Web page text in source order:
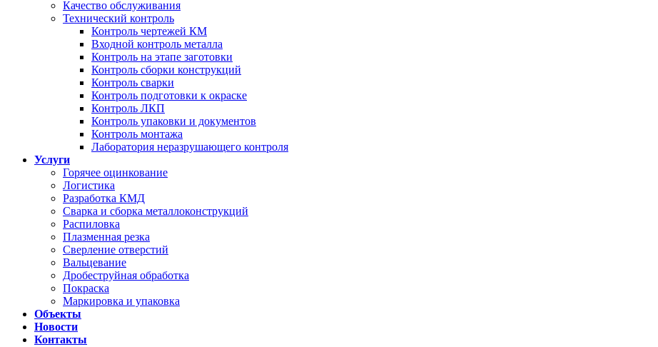
Качество обслуживания
Технический контроль
Контроль чертежей КМ
Входной контроль металла
Контроль на этапе заготовки
Контроль сборки конструкций
Контроль сварки
Контроль подготовки к окраске
Контроль ЛКП
Контроль упаковки и документов
Контроль монтажа
Лаборатория неразрушающего контроля
Услуги
Горячее оцинкование
Логистика
Разработка КМД
Сварка и сборка металлоконструкций
Распиловка
Плазменная резка
Сверление отверстий
Вальцевание
Дробеструйная обработка
Покраска
Маркировка и упаковка
Объекты
Новости
Контакты